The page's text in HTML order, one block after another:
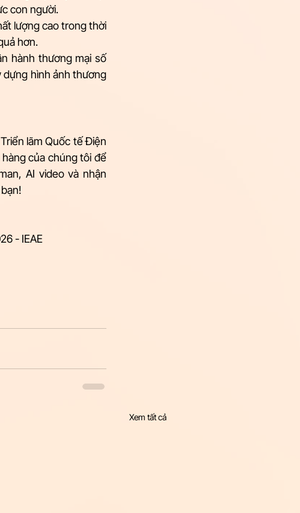
con người.
lượng cao trong thời
hơn.
hành thương mại số
dựng hình ảnh thương
lãm Quốc tế Điện
của chúng tôi để
AI video và nhận
- IEAE
Xem tất cả